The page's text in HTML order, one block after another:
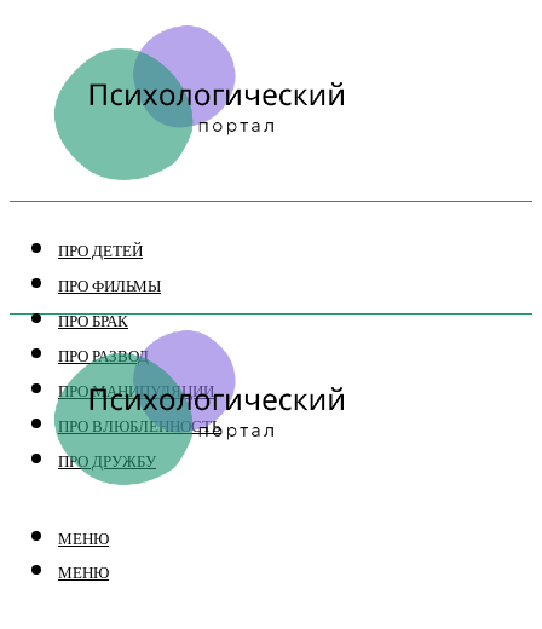
ПРО ДЕТЕЙ
ПРО ФИЛЬМЫ
ПРО БРАК
ПРО РАЗВОД
ПРО МАНИПУЛЯЦИИ
ПРО ВЛЮБЛЕННОСТЬ
ПРО ДРУЖБУ
МЕНЮ
МЕНЮ